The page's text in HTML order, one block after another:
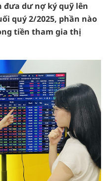
đưa dư nợ ký quỹ lên
quý 2/2025, phần nào
tiền tham gia thị